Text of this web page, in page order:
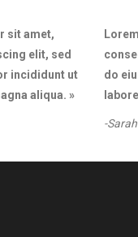
sit amet,
elit, sed
incididunt ut
aliqua. »
do
-